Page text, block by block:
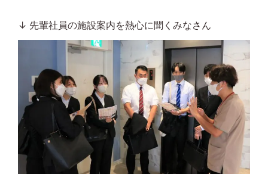
↓ 先輩社員の施設案内を熱心に聞くみなさん